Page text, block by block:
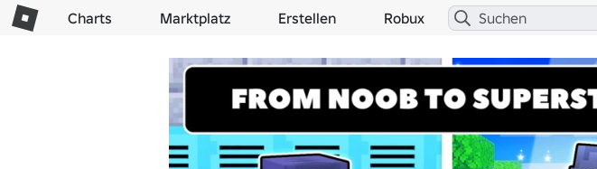
Charts Marktplatz Erstellen Robux